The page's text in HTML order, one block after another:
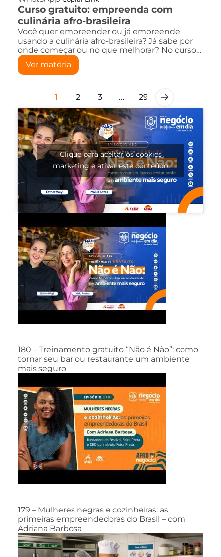
Curso gratuito: empreenda com
culinária afro-brasileira
Você quer empreender ou já empreende
usando a culinária afro-brasileira? Já sabe por
onde começar ou no que melhorar? No curso…
Ver matéria
1 2 3 … 29
Clique para aceitar os cookies
marketing e ativar este conteúdo
180 – Treinamento gratuito “Não é Não”: como
tornar seu bar ou restaurante um ambiente
mais seguro
179 – Mulheres negras e cozinheiras: as
primeiras empreendedoras do Brasil – com
Adriana Barbosa